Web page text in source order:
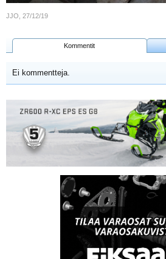
JJO 27/12/19
Kommentit
Ei kommentteja.